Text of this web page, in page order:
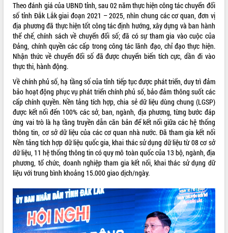
VIDEO
Không có file video nào để phát.
ALBUM ẢNH
Theo đánh giá của UBND tỉnh, sau 02 năm thực hiện công tác chuyển đổi
số tỉnh Đắk Lắk giai đoạn 2021 – 2025, nhìn chung các cơ quan, đơn vị
địa phương đã thực hiện tốt công tác định hướng, xây dựng và ban hành
thể chế, chính sách về chuyển đổi số; đã có sự tham gia vào cuộc của
Đảng, chính quyền các cấp trong công tác lãnh đạo, chỉ đạo thực hiện.
Nhận thức về chuyển đổi số đã được chuyển biến tích cực, dần đi vào
thực thi, hành động.
Về chính phủ số, hạ tầng số của tỉnh tiếp tục được phát triển, duy trì đảm
bảo hoạt động phục vụ phát triển chính phủ số, bảo đảm thông suốt các
cấp chính quyền. Nền tảng tích hợp, chia sẻ dữ liệu dùng chung (LGSP)
được kết nối đến 100% các sở, ban, ngành, địa phương, từng bước đáp
ứng vai trò là hạ tầng truyền dẫn căn bản để kết nối giữa các hệ thống
thông tin, cơ sở dữ liệu của các cơ quan nhà nước. Đã tham gia kết nối
Nền tảng tích hợp dữ liệu quốc gia, khai thác sử dụng dữ liệu từ 08 cơ sở
dữ liệu, 11 hệ thống thông tin có quy mô toàn quốc của 13 bộ, ngành, địa
phương, tổ chức, doanh nghiệp tham gia kết nối, khai thác sử dụng dữ
liệu với trung bình khoảng 15.000 giao dịch/ngày.